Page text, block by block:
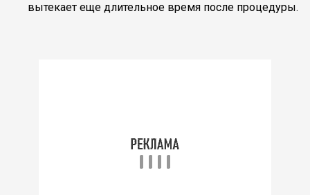
вытекает еще длительное время после процедуры.